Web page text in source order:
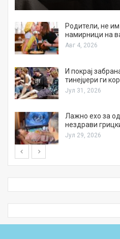
Родители, не им
намирници на
Авг 4, 2026
И покрај
тинејџери ги
Јул 31, 2026
Лажно ехо за
нездрави
Јул 29, 2026